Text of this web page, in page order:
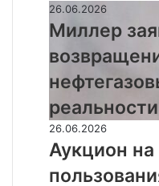
Миллер
заявил
возвращении
зарубежных
нефтегазовых
компаний
к
реальности
26.06.2026
Миллер
реальности
Аукцион
на
право
пользования
26.06.2026
Аукцион на